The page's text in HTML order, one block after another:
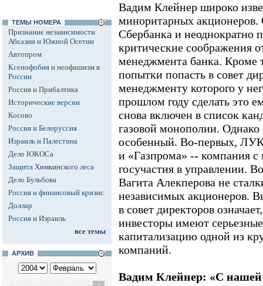
ТЕМЫ НОМЕРА
Признание независимости
Абхазии и Южной Осетии
Автопром
Ксенофобия и неофашизм в
России
Россия и Прибалтика
Исторические версии
Косово
Россия и Белоруссия
Израиль и Палестина
Дело ЮКОСа
Защита Химкинского леса
Дело Бульбова
Россия и финансовый кризис
Доллар
Россия и Израиль
все темы
АРХИВ
Вадим Клейнер широко
миноритарных акционеров.
Сбербанка и неоднократно
критические соображения
менеджмента банка. Кроме
попытки попасть в совет
менеджменту которого у
прошлом году сделать это
снова включен в список
газовой монополии.
особенный. Во-первых,
и «Газпрома» -- компания
госучастия в управлении.
Вагита Алекперова не
независимых акционеров.
в совет директоров
инвесторы имеют
капитализацию одной из
компаний.
Вадим Клейнер: «С